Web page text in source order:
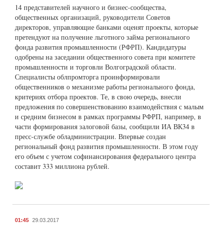
14 представителей научного и бизнес-сообщества,
общественных организаций, руководители Советов
директоров, управляющие банками оценят проекты, которые
претендуют на получение льготного займа регионального
фонда развития промышленности (РФРП). Кандидатуры
одобрены на заседании общественного совета при комитете
промышленности и торговли Волгоградской области.
Специалисты облпромторга проинформировали
общественников о механизме работы регионального фонда,
критериях отбора проектов. Те, в свою очередь, внесли
предложения по совершенствованию взаимодействия с малым
и средним бизнесом в рамках программы РФРП, например, в
части формирования залоговой базы, сообщили ИА ВК34 в
пресс-службе обладминистрации. Впервые создан
региональный фонд развития промышленности. В этом году
его объем с учетом софинансирования федерального центра
составит 333 миллиона рублей.
01:45 29.03.2017